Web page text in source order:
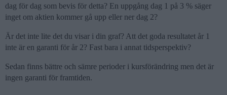
dag för dag som bevis för detta? En uppgång dag 1 på 3 % säger
inget om aktien kommer gå upp eller ner dag 2?
Är det inte lite det du visar i din graf? Att det goda resultatet år 1
inte är en garanti för år 2? Fast bara i annat tidsperspektiv?
Sedan finns bättre och sämre perioder i kursförändring men det är
ingen garanti för framtiden.